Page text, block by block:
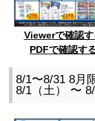
Viewerで確認す
PDFで確認す
8/1〜8/31 8月
8/1（土） 〜 8/